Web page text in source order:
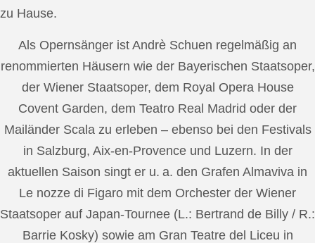
zu Hause.
Als Opernsänger ist Andrè Schuen regelmäßig an
renommierten Häusern wie der Bayerischen Staatsoper,
der Wiener Staatsoper, dem Royal Opera House
Covent Garden, dem Teatro Real Madrid oder der
Mailänder Scala zu erleben – ebenso bei den Festivals
in Salzburg, Aix-en-Provence und Luzern. In der
aktuellen Saison singt er u. a. den Grafen Almaviva in
Le nozze di Figaro mit dem Orchester der Wiener
Staatsoper auf Japan-Tournee (L.: Bertrand de Billy / R.:
Barrie Kosky) sowie am Gran Teatre del Liceu in